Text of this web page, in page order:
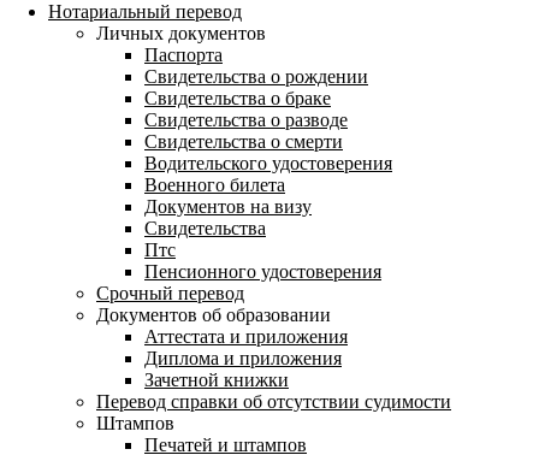
Нотариальный перевод
Личных документов
Паспорта
Свидетельства о рождении
Свидетельства о браке
Свидетельства о разводе
Свидетельства о смерти
Водительского удостоверения
Военного билета
Документов на визу
Свидетельства
Птс
Пенсионного удостоверения
Срочный перевод
Документов об образовании
Аттестата и приложения
Диплома и приложения
Зачетной книжки
Перевод справки об отсутствии судимости
Штампов
Печатей и штампов